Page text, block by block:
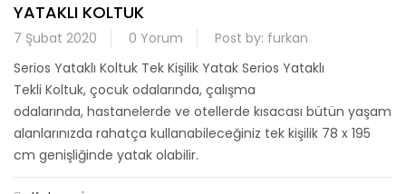
YATAKLI KOLTUK
7 Şubat 2020 0 Yorum Post by: furkan
Serios Yataklı Koltuk Tek Kişilik Yatak Serios Yataklı
Tekli Koltuk, çocuk odalarında, çalışma
odalarında, hastanelerde ve otellerde kısacası bütün yaşam
alanlarınızda rahatça kullanabileceğiniz tek kişilik 78 x 195
cm genişliğinde yatak olabilir.